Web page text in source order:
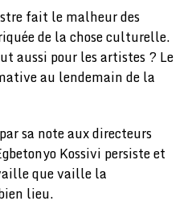
fait le malheur des
de la chose culturelle.
aussi pour les artistes ? Le
au lendemain de la
sa note aux directeurs
Kossivi persiste et
que vaille la
lieu.